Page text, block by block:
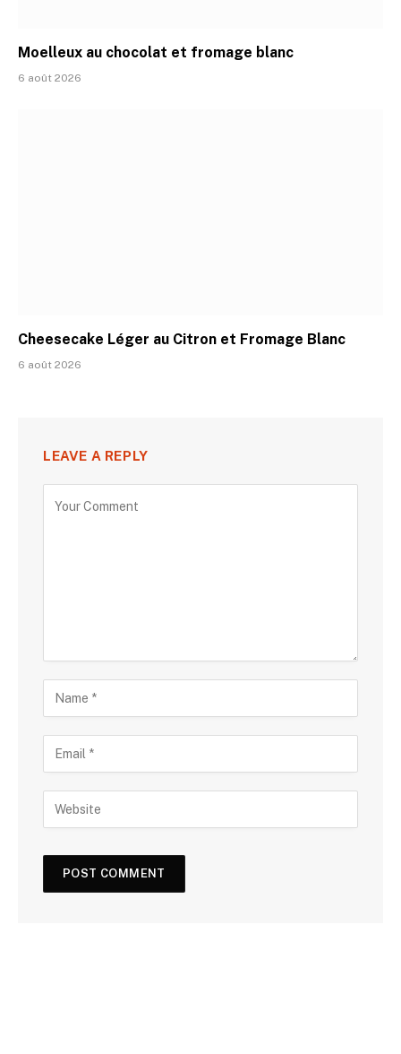
Moelleux au chocolat et fromage blanc
6 août 2026
Cheesecake Léger au Citron et Fromage Blanc
6 août 2026
LEAVE A REPLY